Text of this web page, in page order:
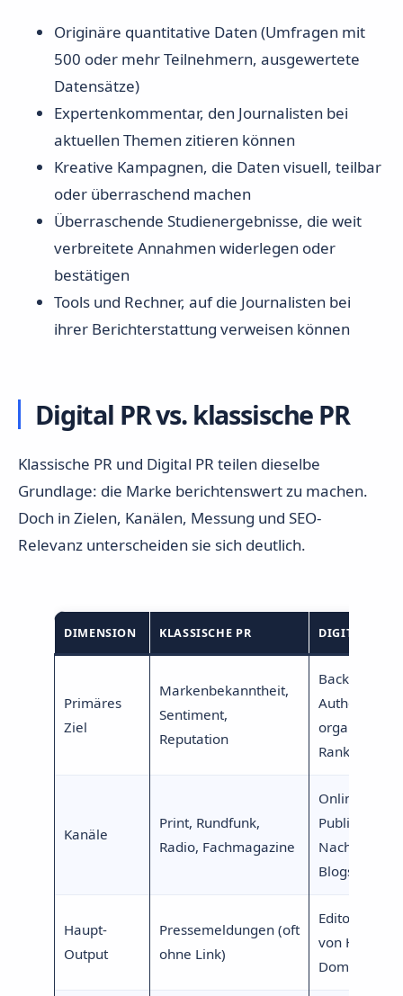
Originäre quantitative Daten (Umfragen mit
500 oder mehr Teilnehmern, ausgewertete
Datensätze)
Expertenkommentar, den Journalisten bei
aktuellen Themen zitieren können
Kreative Kampagnen, die Daten visuell, teilbar
oder überraschend machen
Überraschende Studienergebnisse, die weit
verbreitete Annahmen widerlegen oder
bestätigen
Tools und Rechner, auf die Journalisten bei
ihrer Berichterstattung verweisen können
Digital PR vs. klassische PR
Klassische PR und Digital PR teilen dieselbe
Grundlage: die Marke berichtenswert zu machen.
Doch in Zielen, Kanälen, Messung und SEO-
Relevanz unterscheiden sie sich deutlich.
DIMENSION KLASSISCHE PR DIGITAL PR
Primäres
Ziel
Markenbekanntheit,
Sentiment,
Reputation
Backlinks,
Authority,
organische
Rankings
Kanäle
Print, Rundfunk,
Radio, Fachmagazine
Online-
Blogs,
Haupt-
Output
Pressemeldungen (oft
ohne Link)
Editorielle
von High-DR-
Domains